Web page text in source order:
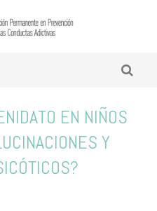
EN NIÑOS
Y